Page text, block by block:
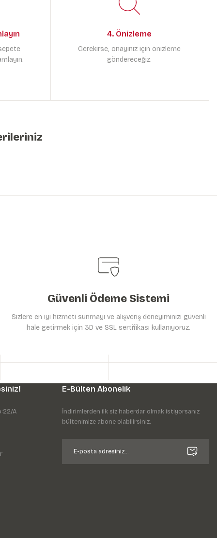
4. Önizleme
Gerekirse, onayınız için önizleme
göndereceğiz.
Güvenli Ödeme Sistemi
Sizlere en iyi hizmeti sunmayı ve alışveriş deneyiminizi güvenli
hale getirmek için 3D ve SSL sertifikası kullanıyoruz.
A
E-Bülten Abonelik
İndirimlerden ilk siz haberdar olmak istiyorsanız
bültenimize abone olabilirsiniz.